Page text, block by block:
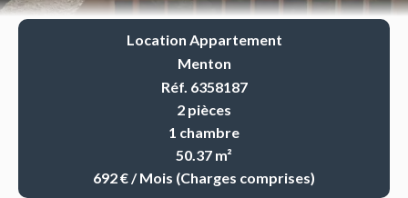
Location Appartement
Menton
Réf. 6358187
2 pièces
1 chambre
50.37 m²
692 € / Mois (Charges comprises)